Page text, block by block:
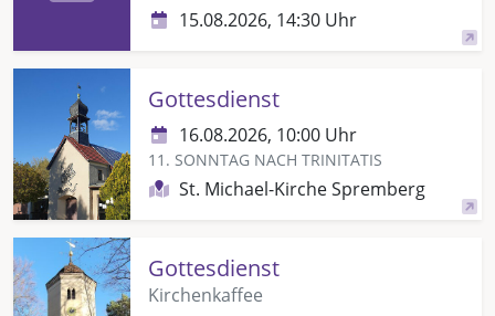
15.08.2026, 14:30 Uhr
Gottesdienst
16.08.2026, 10:00 Uhr
11. SONNTAG NACH TRINITATIS
St. Michael-Kirche Spremberg
Gottesdienst
Kirchenkaffee